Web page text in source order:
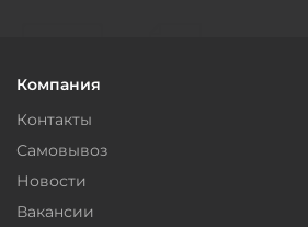
Компания
Контакты
Самовывоз
Новости
Вакансии